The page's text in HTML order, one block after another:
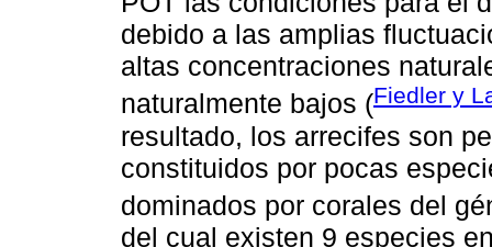
debido a las amplias
altas concentraciones
naturalmente bajos (Fiedler y
resultado, los arrecifes son
constituidos por pocas
dominados por corales del
del cual existen 9 especies